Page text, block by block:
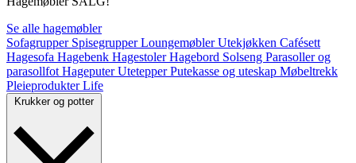
Se alle hagemøbler
Sofagrupper SpisegrupperLoungemøblerUtekjøkken Cafésett
Hagesofa Hagebenk HagestolerHagebord Solseng Parasoller og
parasollfot HageputerUtetepperPutekasse og uteskap Møbeltrekk
PleieprodukterLife
Krukker og potter